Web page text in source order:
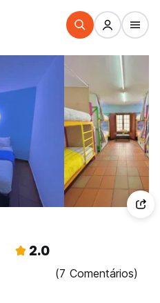
2.0
(7 Comentários)